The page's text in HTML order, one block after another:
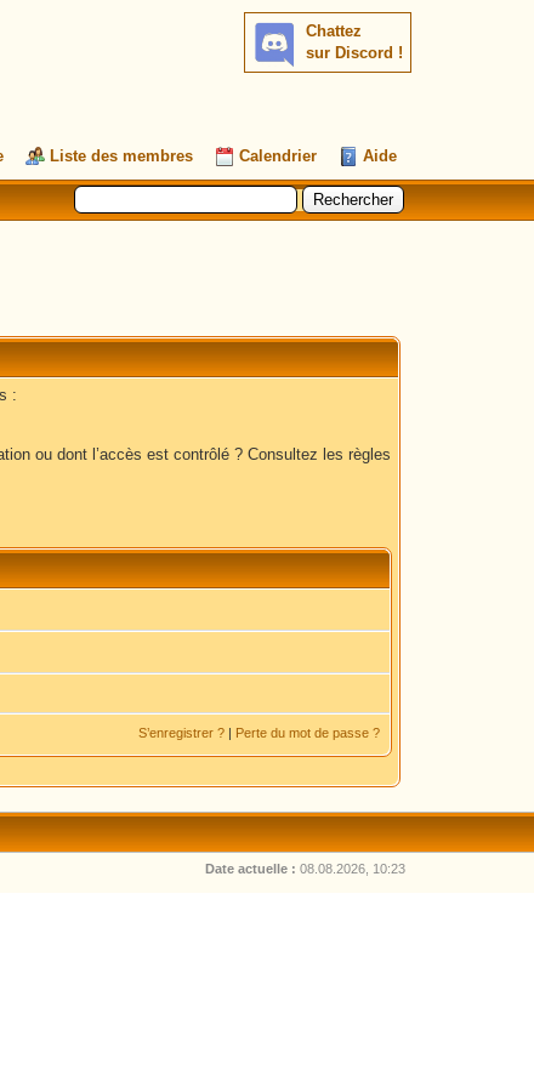
Chattez
sur Discord !
Liste des membres Calendrier Aide
:
ou dont l’accès est contrôlé ? Consultez les règles
S’enregistrer ? | Perte du mot de passe ?
Date actuelle : 08.08.2026, 10:23